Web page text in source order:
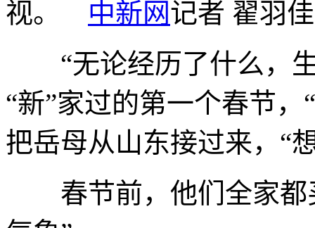
视。 中新网记者 翟羽
“无论经历了什么，生
“新”家过的第一个春节
把岳母从山东接过来，“
春节前，他们全家都